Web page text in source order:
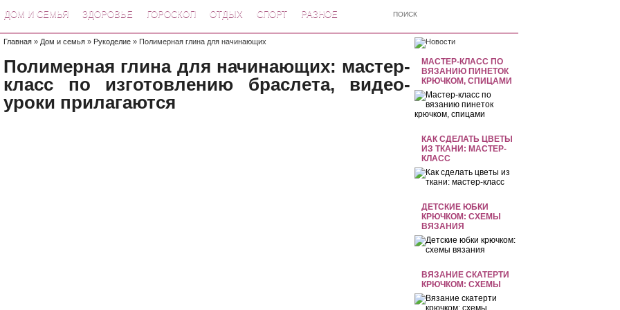
ДОМ И СЕМЬЯ ЗДОРОВЬЕ ГОРОСКОП ОТДЫХ СПОРТ РАЗНОЕ
МАСТЕР-КЛАСС ПО
ВЯЗАНИЮ ПИНЕТОК
КРЮЧКОМ, СПИЦАМИ
КАК СДЕЛАТЬ ЦВЕТЫ
ИЗ ТКАНИ: МАСТЕР-
КЛАСС
ДЕТСКИЕ ЮБКИ
КРЮЧКОМ: СХЕМЫ
ВЯЗАНИЯ
ВЯЗАНИЕ СКАТЕРТИ
КРЮЧКОМ: СХЕМЫ
Главная » Дом и семья » Рукоделие » Полимерная глина для начинающих
Полимерная глина для начинающих: мастер-
класс по изготовлению браслета, видео-
уроки прилагаются